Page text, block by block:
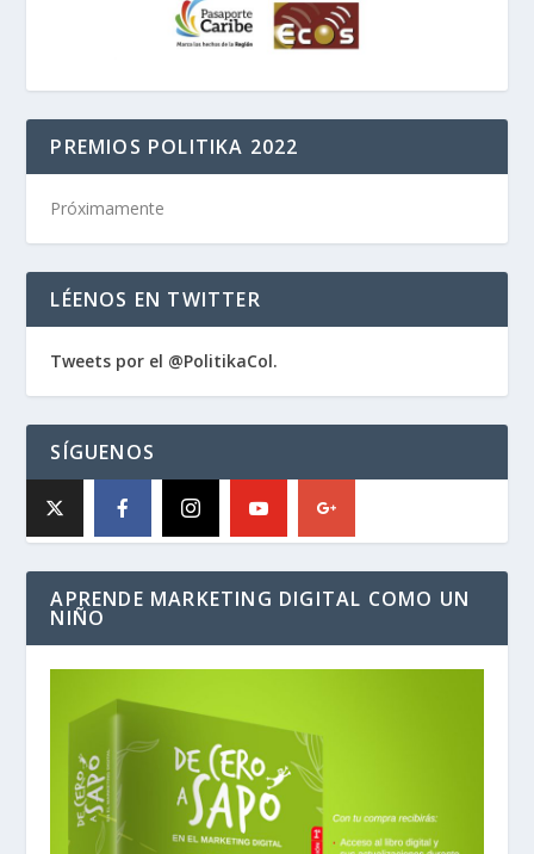
PREMIOS POLITIKA 2022
Próximamente
LÉENOS EN TWITTER
Tweets por el @PolitikaCol.
SÍGUENOS
APRENDE MARKETING DIGITAL COMO UN
NIÑO